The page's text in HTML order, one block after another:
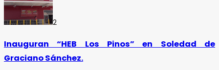
2
Inauguran “HEB Los Pinos” en Soledad de
Graciano Sánchez.